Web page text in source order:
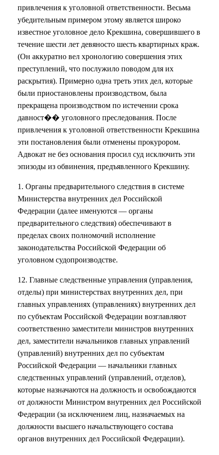
привлечения к уголовной ответственности. Весьма
убедительным примером этому является широко
известное уголовное дело Крекшина, совершившего в
течение шести лет девяносто шесть квартирных краж.
(Он аккуратно вел хронологию совершения этих
преступлений, что послужило поводом для их
раскрытия). Примерно одна треть этих дел, которые
были приостановлены производством, была
прекращена производством по истечении срока
давност�� уголовного преследования. После
привлечения к уголовной ответственности Крекшина
эти постановления были отменены прокурором.
Адвокат не без основания просил суд исключить эти
эпизоды из обвинения, предъявленного Крекшину.
1. Органы предварительного следствия в системе
Министерства внутренних дел Российской
Федерации (далее именуются — органы
предварительного следствия) обеспечивают в
пределах своих полномочий исполнение
законодательства Российской Федерации об
уголовном судопроизводстве.
12. Главные следственные управления (управления,
отделы) при министерствах внутренних дел, при
главных управлениях (управлениях) внутренних дел
по субъектам Российской Федерации возглавляют
соответственно заместители министров внутренних
дел, заместители начальников главных управлений
(управлений) внутренних дел по субъектам
Российской Федерации — начальники главных
следственных управлений (управлений, отделов),
которые назначаются на должность и освобождаются
от должности Министром внутренних дел Российской
Федерации (за исключением лиц, назначаемых на
должности высшего начальствующего состава
органов внутренних дел Российской Федерации).